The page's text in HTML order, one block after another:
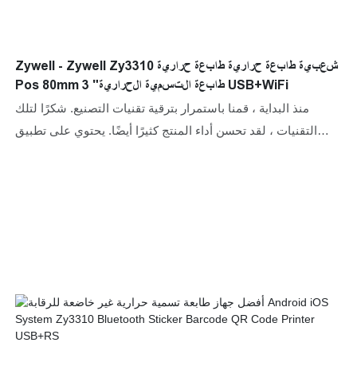
Zywell - Zywell Zy3310 شعبية طابعة حرارية طابعة حرارية
Pos 80mm 3 "طابعة التسمية الحرارية USB+WiFi
منذ البداية ، قمنا باستمرار بترقية تقنيات التصنيع. شكرًا لتلك
التقنيات ، لقد تحسن أداء المنتج كثيرًا أيضًا. يحتوي على تطبيق